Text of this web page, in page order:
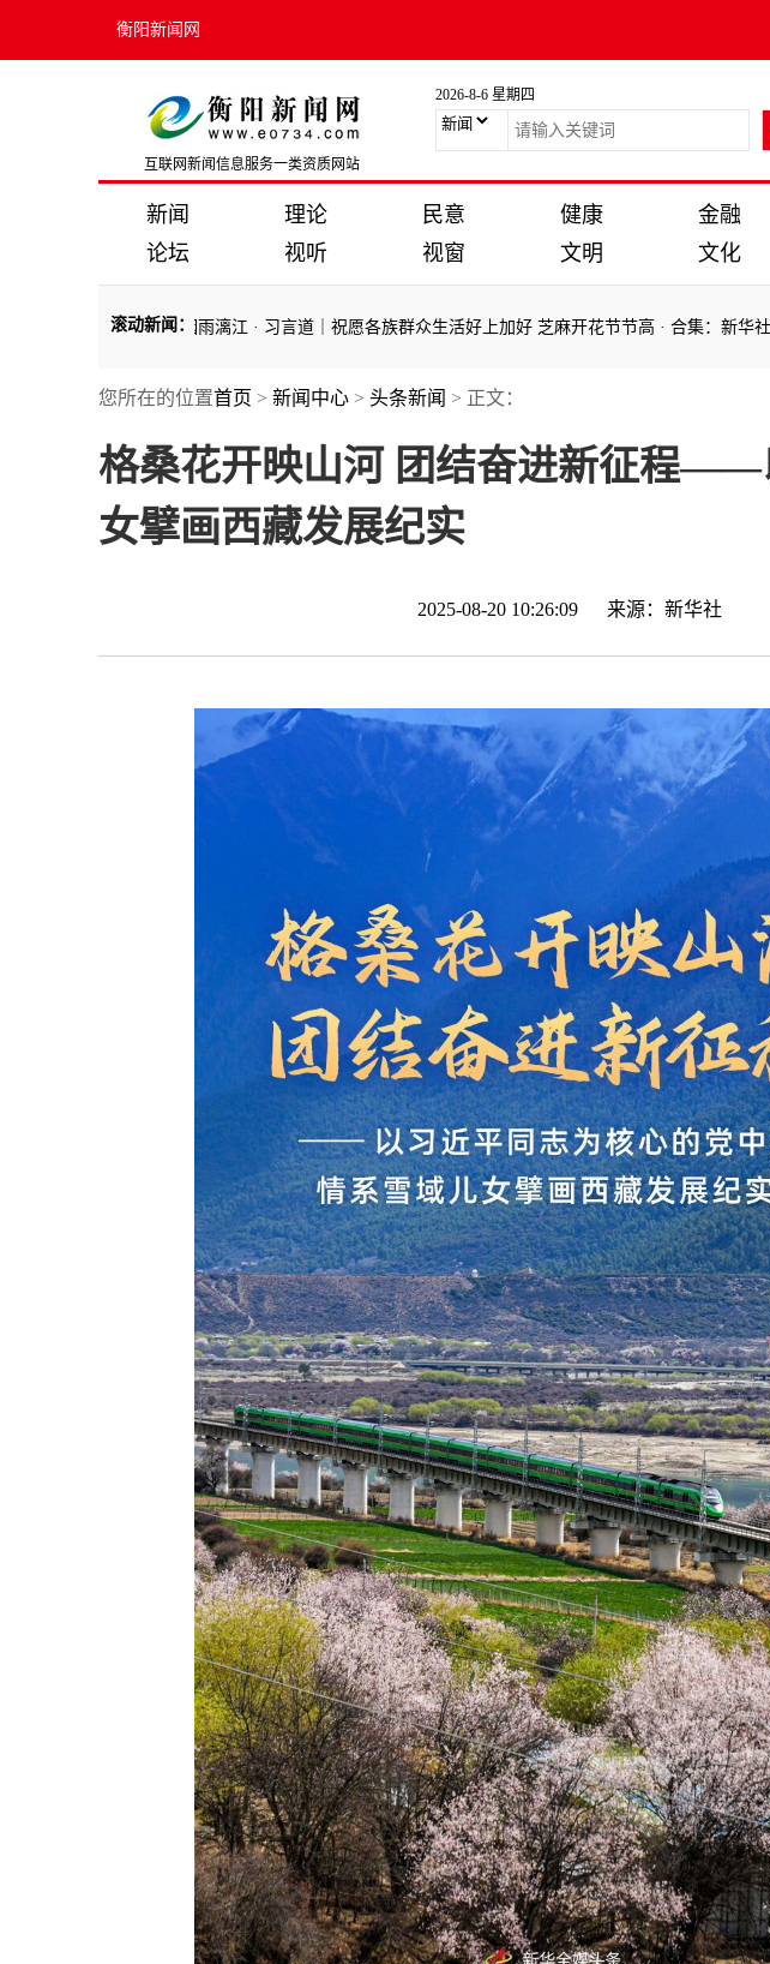
衡阳新闻网
互联网新闻信息服务一类资质网站
2026-8-6 星期四
新闻 理论 民意 健康 金融
论坛
视听 视窗 文明 文化
滚动新闻 ：
AI时政画报｜烟雨漓江 ·习言道｜祝愿各族群众生活好上加好 芝麻开花节节高·合集：新华社推出读
AI时政画报｜烟雨漓江·习言道｜祝愿各族群众生活好上加好 芝麻开花节节高
您所在的位置首页 > 新闻中心 > 头条新闻 > 正文：
格桑花开映山河 团结奋进新征程——
女擘画西藏发展纪实
2025-08-20 10:26:09 来源： 新华社